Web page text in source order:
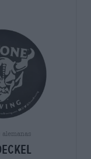
alemanas